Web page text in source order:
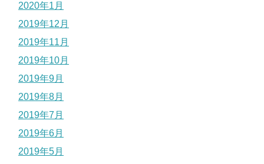
2020年1月
2019年12月
2019年11月
2019年10月
2019年9月
2019年8月
2019年7月
2019年6月
2019年5月